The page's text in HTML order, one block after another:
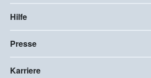
Hilfe
Presse
Karriere